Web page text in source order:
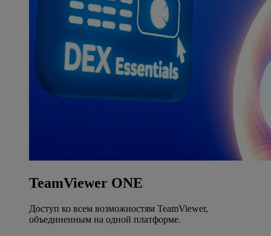
TeamViewer ONE
Доступ ко всем возможностям TeamViewer,
объединенным на одной платформе.